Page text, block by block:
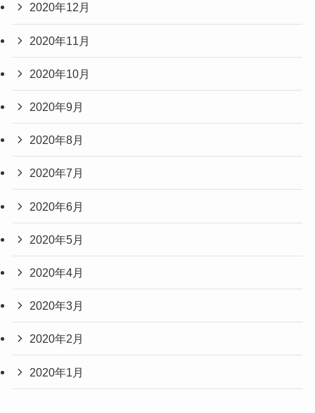
2020年12月
2020年11月
2020年10月
2020年9月
2020年8月
2020年7月
2020年6月
2020年5月
2020年4月
2020年3月
2020年2月
2020年1月